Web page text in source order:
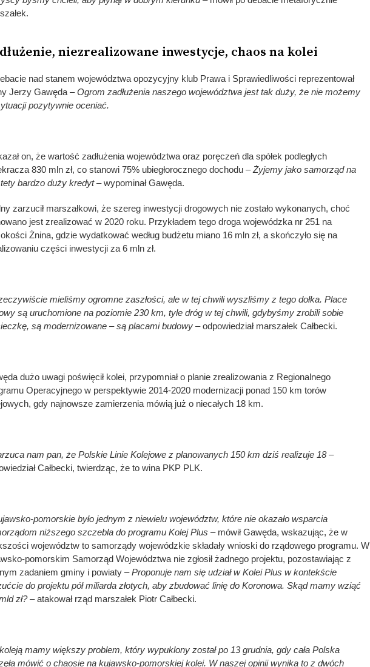
niezrealizowane inwestycje, chaos na kolei
nad stanem województwa opozycyjny klub Prawa i Sprawiedliwości reprezentował
Jerzy Gawęda –Ogrom zadłużenia naszego województwa jest tak duży, że nie możemy
pozytywnie oceniać.
on, że wartość zadłużenia województwa oraz poręczeń dla spółek podległych
830 mln zł, co stanowi 75% ubiegłorocznego dochodu –Żyjemy jako samorząd na
bardzo duży kredyt –wypominał Gawęda.
zarzucił marszałkowi, że szereg inwestycji drogowych nie zostało wykonanych, choć
jest zrealizować w 2020 roku. Przykładem tego droga wojewódzka nr 251 na
Żnina, gdzie wydatkować według budżetu miano 16 mln zł, a skończyło się na
części inwestycji za 6 mln zł.
mieliśmy ogromne zaszłości, ale w tej chwili wyszliśmy z tego dołka. Place
są uruchomione na poziomie 230 km, tyle dróg w tej chwili, gdybyśmy zrobili sobie
są modernizowane – są placami budowy – odpowiedział marszałek Całbecki.
dużo uwagi poświęcił kolei, przypomniał o planie zrealizowania z Regionalnego
Operacyjnego w perspektywie 2014-2020 modernizacji ponad 150 km torów
gdy najnowsze zamierzenia mówią już o niecałych 18 km.
nam pan, że Polskie Linie Kolejowe z planowanych 150 km dziś realizuje 18–
Całbecki, twierdząc, że to wina PKP PLK.
pomorskie było jednym z niewielu województw, które nie okazało wsparcia
niższego szczebla do programu Kolej Plus – mówił Gawęda, wskazując, że w
województw to samorządy wojewódzkie składały wnioski do rządowego programu. W
pomorskim Samorząd Województwa nie zgłosił żadnego projektu, pozostawiając z
zadaniem gminy i powiaty –Proponuje nam się udział w Kolei Plus w kontekście
do projektu pół miliarda złotych, aby zbudować linię do Koronowa. Skąd mamy wziąć
zł? –atakował rząd marszałek Piotr Całbecki.
mamy większy problem, który wypuklony został po 13 grudnia, gdy cała Polska
mówić o chaosie na kujawsko-pomorskiej kolei. W naszej opinii wynika to z dwóch